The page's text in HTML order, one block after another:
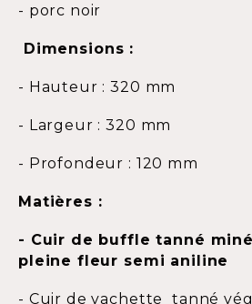
- porc noir
Dimensions :
- Hauteur : 320 mm
- Largeur : 320 mm
- Profondeur : 120 mm
Matières :
- Cuir de buffle tanné
pleine fleur semi aniline
- Cuir de vachette tanné